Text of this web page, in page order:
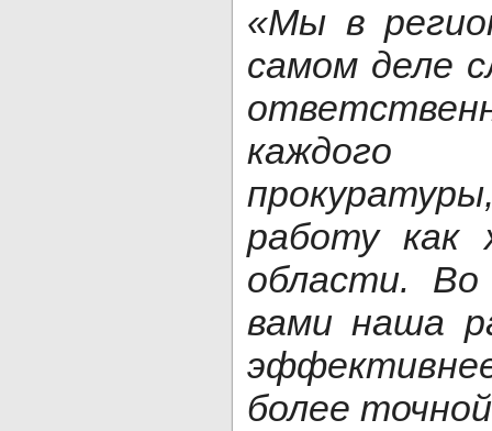
«Мы в
самом деле
работу как
области. Во
вами наша
более